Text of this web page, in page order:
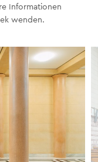
Informationen
wenden.